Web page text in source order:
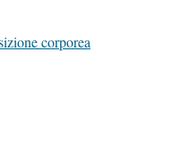
corporea